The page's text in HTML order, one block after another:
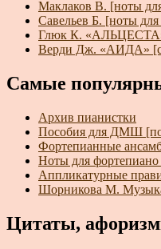
Маклаков В. [ноты
Савельев Б. [ноты
Глюк К.
Верди Дж. «АИДА»
Самые
Архив пианистки
Пособия для ДМШ
Фортепианные
Ноты для
Аппликатурные
Шорникова М.
Цитаты,